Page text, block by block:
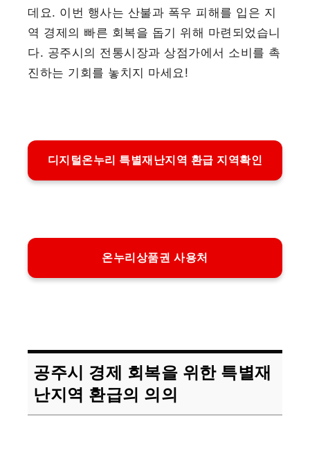
데요. 이번 행사는 산불과 폭우 피해를 입은 지
역 경제의 빠른 회복을 돕기 위해 마련되었습니
다. 공주시의 전통시장과 상점가에서 소비를 촉
진하는 기회를 놓치지 마세요!
디지털온누리 특별재난지역 환급 지역확인
온누리상품권 사용처
공주시 경제 회복을 위한 특별재
난지역 환급의 의의